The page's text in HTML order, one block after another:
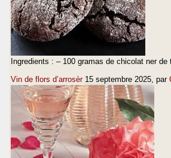
Ingredients : – 100 gramas de chicolat ner
Vin de flors d’arrosèr 15 septembre 2025 , par